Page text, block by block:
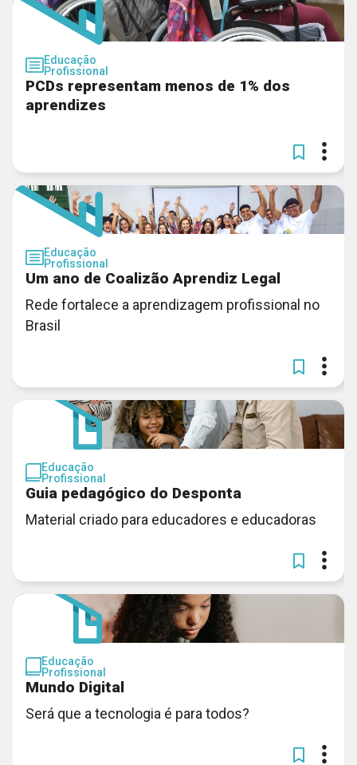
Educação
Profissional
PCDs representam menos de 1% dos
aprendizes
Educação
Profissional
Um ano de Coalizão Aprendiz Legal
Rede fortalece a aprendizagem profissional no
Brasil
Educação
Profissional
Guia pedagógico do Desponta
Material criado para educadores e educadoras
Educação
Profissional
Mundo Digital
Será que a tecnologia é para todos?